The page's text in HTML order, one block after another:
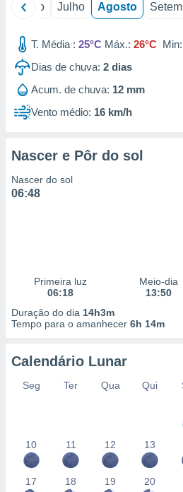
Junho Julho Agosto
T. Média : 25°C Máx.: 26°C Min:
Dias de chuva: 2 dias
Acum. de chuva: 12 mm
Vento médio: 16 km/h
Nascer e Pôr do sol
Nascer do sol
06:48
Primeira luz
06:18
Meio-dia
13:50
Duração do dia 14h3m
Tempo para o amanhecer 6h 14m
Calendário Lunar
Seg Ter Qua Qui
10 11 12 13
17 18 19 20